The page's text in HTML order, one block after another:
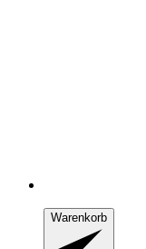
Warenkorb